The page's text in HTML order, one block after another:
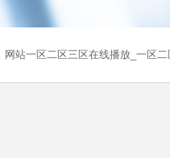
网站一区二区三区在线播放_一区